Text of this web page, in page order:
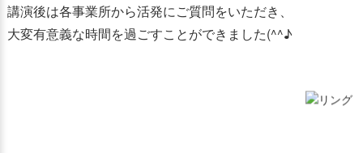
講演後は各事業所から活発にご質問をいただき、
大変有意義な時間を過ごすことができました(^^♪